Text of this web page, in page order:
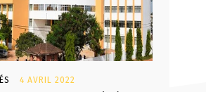
4 AVRIL 2022